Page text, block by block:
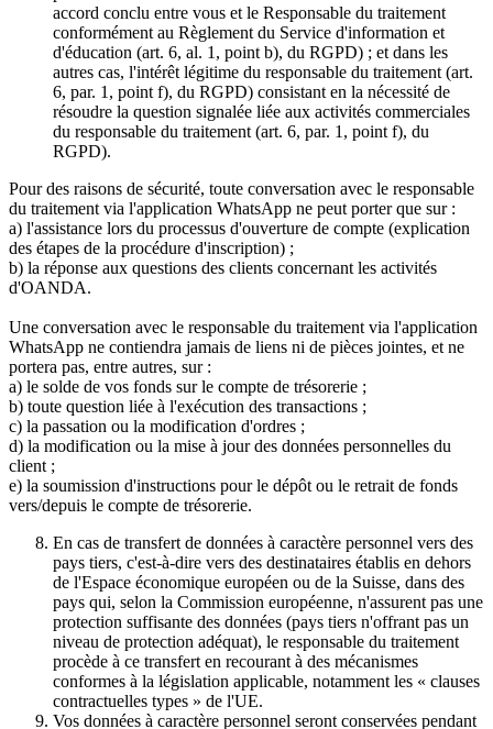
accord conclu entre vous et le Responsable du traitement
conformément au Règlement du Service d'information et
d'éducation (art. 6, al. 1, point b), du RGPD) ; et dans les
autres cas, l'intérêt légitime du responsable du traitement (art.
6, par. 1, point f), du RGPD) consistant en la nécessité de
résoudre la question signalée liée aux activités commerciales
du responsable du traitement (art. 6, par. 1, point f), du
RGPD).
Pour des raisons de sécurité, toute conversation avec le responsable
du traitement via l'application WhatsApp ne peut porter que sur :
a) l'assistance lors du processus d'ouverture de compte (explication
des étapes de la procédure d'inscription) ;
b) la réponse aux questions des clients concernant les activités
d'OANDA.
Une conversation avec le responsable du traitement via l'application
WhatsApp ne contiendra jamais de liens ni de pièces jointes, et ne
portera pas, entre autres, sur :
a) le solde de vos fonds sur le compte de trésorerie ;
b) toute question liée à l'exécution des transactions ;
c) la passation ou la modification d'ordres ;
d) la modification ou la mise à jour des données personnelles du
client ;
e) la soumission d'instructions pour le dépôt ou le retrait de fonds
vers/depuis le compte de trésorerie.
En cas de transfert de données à caractère personnel vers des
pays tiers, c'est-à-dire vers des destinataires établis en dehors
de l'Espace économique européen ou de la Suisse, dans des
pays qui, selon la Commission européenne, n'assurent pas une
protection suffisante des données (pays tiers n'offrant pas un
niveau de protection adéquat), le responsable du traitement
procède à ce transfert en recourant à des mécanismes
conformes à la législation applicable, notamment les « clauses
contractuelles types » de l'UE.
Vos données à caractère personnel seront conservées pendant